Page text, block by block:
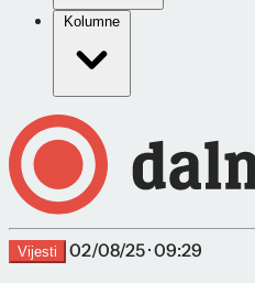
Kolumne
Vijesti 02/08/25 · 09:29